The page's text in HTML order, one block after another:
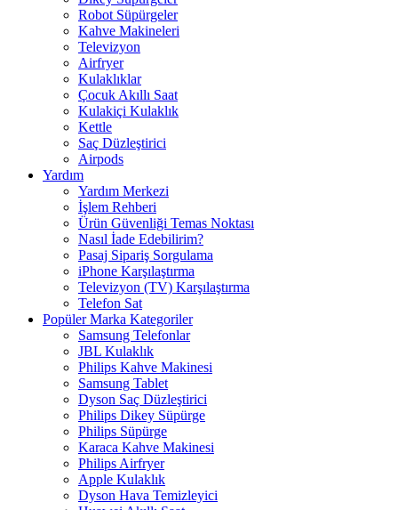
Robot Süpürgeler
Kahve Makineleri
Televizyon
Airfryer
Kulaklıklar
Çocuk Akıllı Saat
Kulakiçi Kulaklık
Kettle
Saç Düzleştirici
Airpods
Yardım
Yardım Merkezi
İşlem Rehberi
Ürün Güvenliği Temas Noktası
Nasıl İade Edebilirim?
Pasaj Sipariş Sorgulama
iPhone Karşılaştırma
Televizyon (TV) Karşılaştırma
Telefon Sat
Popüler Marka Kategoriler
Samsung Telefonlar
JBL Kulaklık
Philips Kahve Makinesi
Samsung Tablet
Dyson Saç Düzleştirici
Philips Dikey Süpürge
Philips Süpürge
Karaca Kahve Makinesi
Philips Airfryer
Apple Kulaklık
Dyson Hava Temizleyici